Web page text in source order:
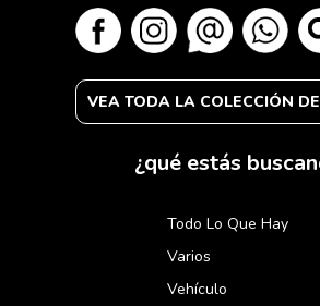
VEA TODA LA COLECCIÓN
¿qué estás
Todo Lo Que Hay
Varios
Vehículo